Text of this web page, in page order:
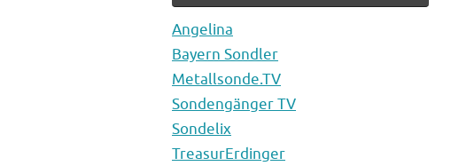
Angelina
Bayern Sondler
Metallsonde.TV
Sondengänger TV
Sondelix
TreasurErdinger